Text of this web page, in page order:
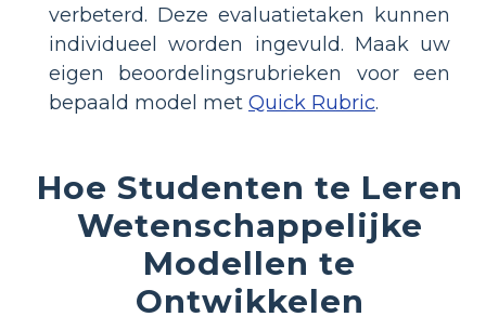
verbeterd. Deze evaluatietaken kunnen
individueel worden ingevuld. Maak uw
eigen beoordelingsrubrieken voor een
bepaald model met Quick Rubric.
Hoe Studenten te Leren
Wetenschappelijke
Modellen te
Ontwikkelen